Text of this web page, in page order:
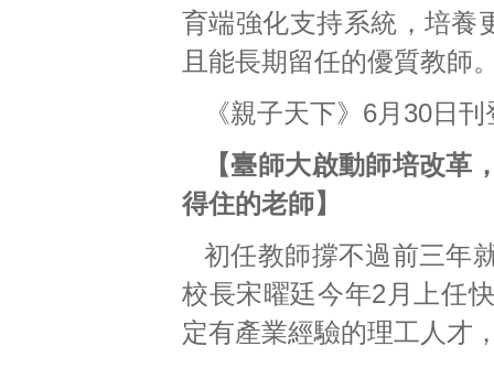
育端強化支持系統，培養
且能長期留任的優質教師
《親子天下》6月30日
【臺師大啟動師培改
得住的老師】
初任教師撐不過前三年
校長宋曜廷今年2月上任
定有產業經驗的理工人才